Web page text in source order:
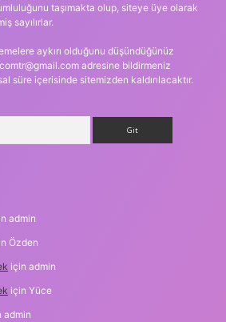
taşımakta olup, siteye üye olarak
sayılırlar.
aykırı olduğunu düşündüğünüz
adresine bildirmeniz
süre içerisinde sitemizden kaldırılacaktır.
admin
Özden
için admin
için Yüce
admin